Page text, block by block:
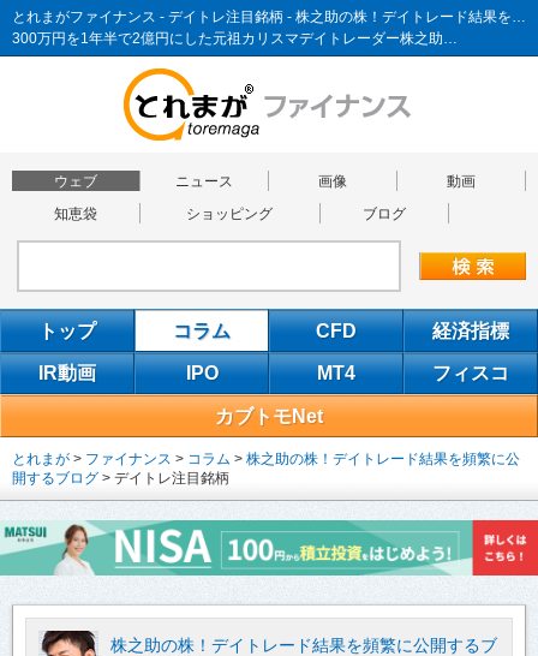
とれまがファイナンス - デイトレ注目銘柄 - 株之助の株！デイトレード結果を頻繁に公開するブログ
300万円を1年半で2億円にした元祖カリスマデイトレーダー株之助…
ウェブ ニュース 画像
動画
知恵袋
ショッピング ブログ
トップ コラム CFD 経済指標
IR動画 IPO MT4 フィスコ
カブトモNet
とれまが > ファイナンス > コラム > 株之助の株！デイトレード結果を頻繁に公
開するブログ > デイトレ注目銘柄
株之助の株！デイトレード結果を頻繁に公開するブ